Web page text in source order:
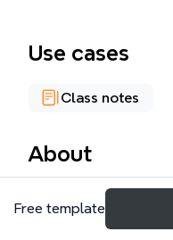
Use cases
Class notes
About
Ce support de cours,
informatique TIIR et
Free template